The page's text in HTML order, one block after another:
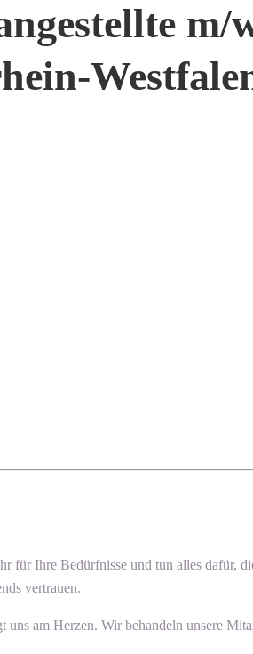
m/
für Ihre Bedürfnisse und tun alles dafür,
vertrauen.
am Herzen. Wir behandeln unsere